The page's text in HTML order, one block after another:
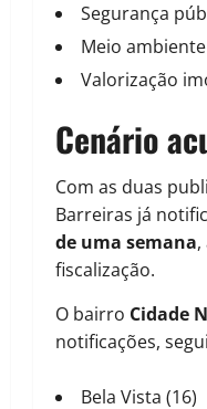
Segurança
Meio ambiente
Valorização
Cenário
Com as duas
Barreiras já
de uma semana
fiscalização.
O bairro Cidade
notificações,
Bela Vista (16)